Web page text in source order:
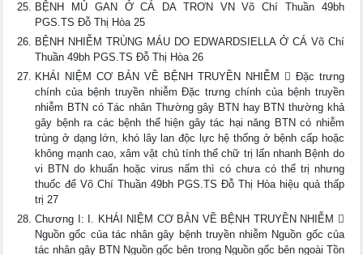
BỆNH MỦ GAN Ở CÁ DA TRƠN VN Võ Chí Thuần 49bh
PGS.TS Đỗ Thị Hòa 25
BỆNH NHIỄM TRÙNG MÁU DO EDWARDSIELLA Ở CÁ Võ Chí
Thuần 49bh PGS.TS Đỗ Thị Hòa 26
KHÁI NIỆM CƠ BẢN VỀ BỆNH TRUYỀN NHIỄM  Đặc trưng
chính của bệnh truyền nhiễm Đặc trưng chính của bệnh truyền
nhiễm BTN có Tác nhân Thường gây BTN hay BTN thường khả
gây bệnh ra các bệnh thể hiện gây tác hại năng BTN có nhiễm
trùng ở dạng lớn, khó lây lan độc lực hệ thống ở bệnh cấp hoặc
không mạnh cao, xâm vật chủ tính thể chữ trị lấn nhanh Bệnh do
vi BTN do khuẩn hoặc virus nấm thì có chưa có thể trị nhưng
thuốc để Võ Chí Thuần 49bh PGS.TS Đỗ Thị Hòa hiệu quả thấp
trị 27
Chương I: I. KHÁI NIỆM CƠ BẢN VỀ BỆNH TRUYỀN NHIỄM 
Nguồn gốc của tác nhân gây bệnh truyền nhiễm Nguồn gốc của
tác nhân gây BTN Nguồn gốc bên trong Nguồn gốc bên ngoài Tồn